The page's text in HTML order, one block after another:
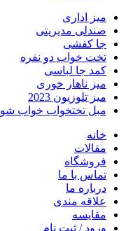
میز اداری
صندلی مدیریتی
جا کفشی
تخت خواب دو نفره
کمد جا لباسی
میز ناهار خوری
میز تلوزیون 2023
مبل تختخواب خواب شو
خانه
مقالات
فروشگاه
تماس با ما
درباره ما
علاقه مندی
مقایسه
ورود / ثبت نام